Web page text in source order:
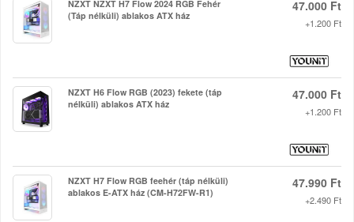
NZXT NZXT H7 Flow 2024 RGB Fehér
(Táp nélküli) ablakos ATX ház
47.000 Ft
+1.200 Ft
NZXT H6 Flow RGB (2023) fekete (táp
nélküli) ablakos ATX ház
47.000 Ft
+1.200 Ft
NZXT H7 Flow RGB feehér (táp nélküli)
ablakos E-ATX ház (CM-H72FW-R1)
47.990 Ft
+2.490 Ft